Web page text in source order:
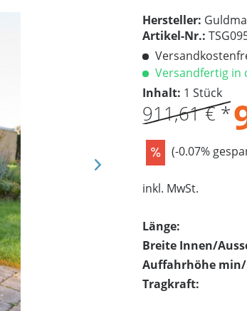
Hersteller:
Artikel-Nr.:
Versandfertig in
Inhalt: 1 Stück
911,61 € *
(-0.07%
inkl. MwSt.
Länge:
Breite Innen/
Auffahrhöhe
Tragkraft: